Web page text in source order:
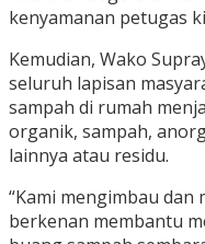
kenyamanan petugas
Kemudian, Wako
seluruh lapisan
sampah di rumah
organik, sampah,
lainnya atau residu.
“Kami mengimbau
berkenan membantu